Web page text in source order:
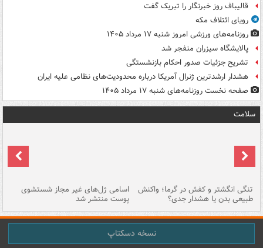
قالیباف روز خبرنگار را تبریک گفت
رویای ائتلاف مکه
روزنامه‌های ورزشی امروز ‌شنبه ۱۷ مرداد ۱۴۰۵
پالایشگاه سیزران منفجر شد
تشریح جزئیات صدور احکام بازنشستگی
هشدار ارشدترین ژنرال آمریکا درباره محدودیت‌های نظامی علیه ایران
صفحه نخست روزنامه‌های شنبه ۱۷ مرداد ۱۴۰۵
سلامت
تنگی انگشتر و کفش در گرما؛ واکنش
طبیعی بدن یا هشدار جدی؟
اسامی ژل‌های غیر مجاز شستشوی
پوست منتشر شد
نسخه دسکتاپ